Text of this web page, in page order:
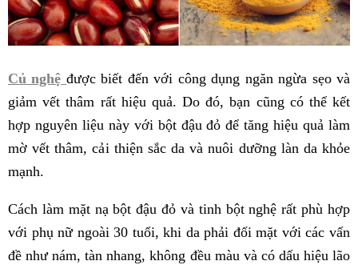
Củ nghệ được biết đến với công dụng ngăn ngừa sẹo và
giảm vết thâm rất hiệu quả. Do đó, bạn cũng có thể kết
hợp nguyên liệu này với bột đậu đỏ để tăng hiệu quả làm
mờ vết thâm, cải thiện sắc da và nuôi dưỡng làn da khỏe
mạnh.
Cách làm mặt nạ bột đậu đỏ và tinh bột nghệ rất phù hợp
với phụ nữ ngoài 30 tuổi, khi da phải đối mặt với các vấn
đề như nám, tàn nhang, không đều màu và có dấu hiệu lão